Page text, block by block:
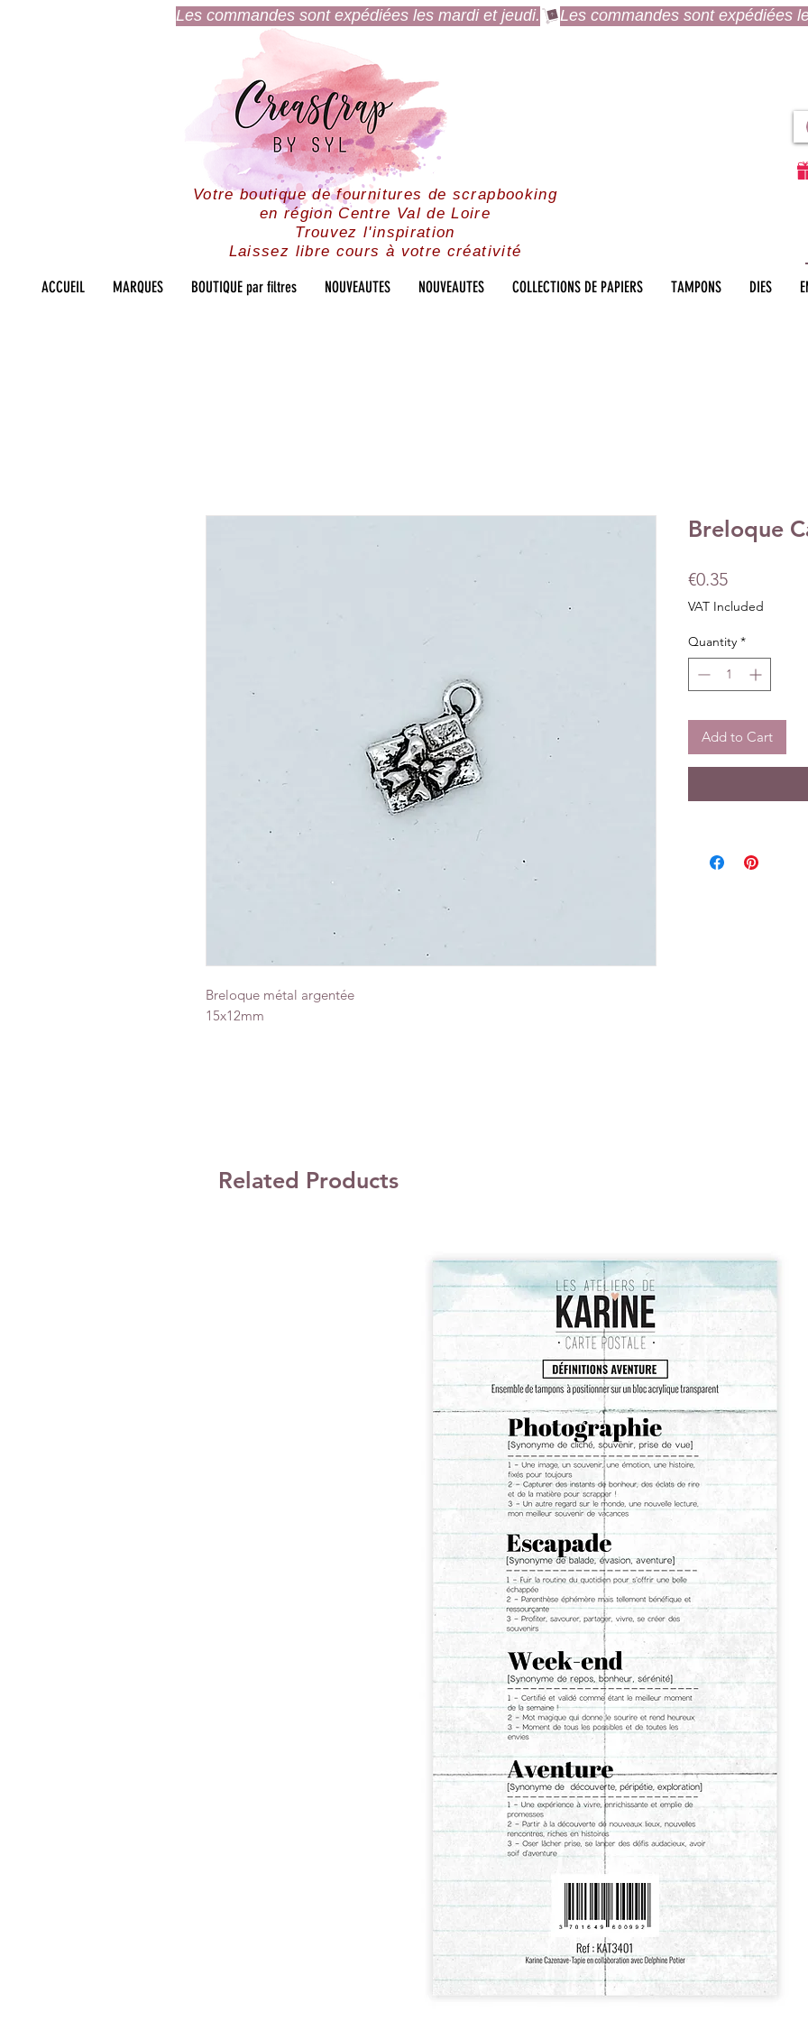
Les commandes sont expédiées les mardi et jeudi.
Votre boutique de fournitures de scrapbooking
en région Centre Val de Loire
Trouvez l'inspiration
Laissez libre cours à votre créativité
ACCUEIL MARQUES BOUTIQUE par filtres NOUVEAUTES NOUVEAUTES COLLECTIONS DE PAPIERS TAMPONS DIES
Breloque métal argentée
15x12mm
Breloque
€0.35Price
VAT Included
Quantity *
Add to Cart
Related Products